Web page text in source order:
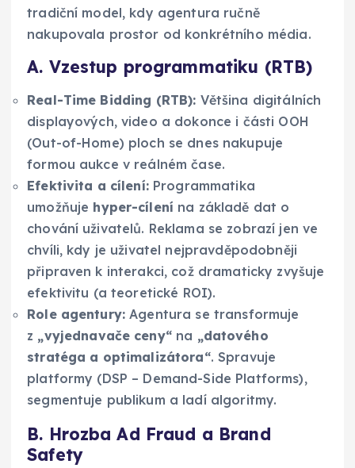
tradiční model, kdy agentura ručně
nakupovala prostor od konkrétního média.
A. Vzestup programmatiku (RTB)
Real-Time Bidding (RTB): Většina digitálních
displayových, video a dokonce i části OOH
(Out-of-Home) ploch se dnes nakupuje
formou aukce v reálném čase.
Efektivita a cílení:Programmatika
umožňuje hyper-cílení na základě dat o
chování uživatelů. Reklama se zobrazí jen ve
chvíli, kdy je uživatel nejpravděpodobněji
připraven k interakci, což dramaticky zvyšuje
efektivitu (a teoretické ROI).
Role agentury: Agentura se transformuje
z „vyjednavače ceny“na „datového
stratéga a optimalizátora“. Spravuje
platformy (DSP – Demand-Side Platforms),
segmentuje publikum a ladí algoritmy.
B. Hrozba Ad Fraud a Brand
Safety